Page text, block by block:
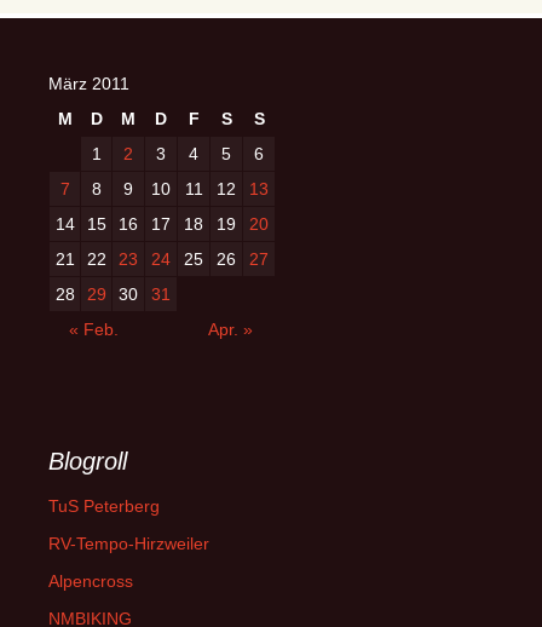
März 2011
M
D M D F S
S
1
2 3 4 5
6
7
8 9 10 11 12
13
14
15 16 17 18 19
20
21
22 23 24 25 26
27
28
29 30
31
« Feb.
Apr. »
Blogroll
TuS Peterberg
RV-Tempo-Hirzweiler
Alpencross
NMBIKING